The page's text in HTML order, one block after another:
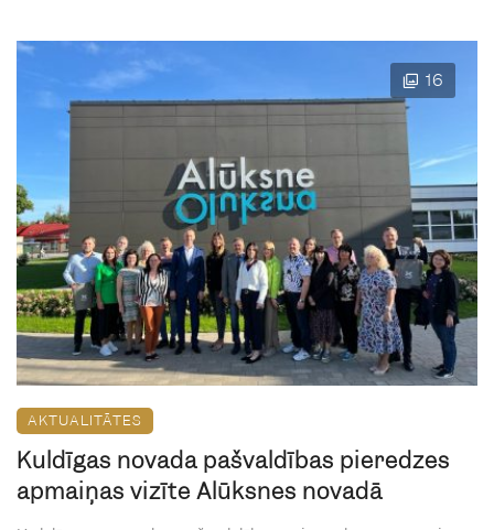
16
AKTUALITĀTES
Kuldīgas novada pašvaldības pieredzes
apmaiņas vizīte Alūksnes novadā